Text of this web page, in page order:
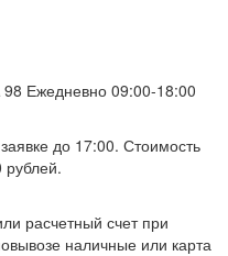
Ежедневно 09:00-18:00
до 17:00. Стоимость
рублей.
расчетный счет при
наличные или карта